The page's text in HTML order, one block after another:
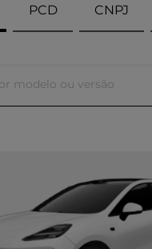
PCD CNPJ
UMA OFERTA